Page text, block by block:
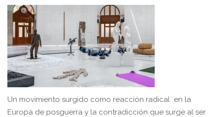
Un movimiento surgido como reacción radical en la
Europa de posguerra y la contradicción que surge al ser